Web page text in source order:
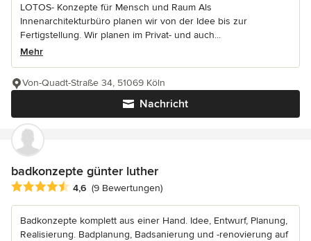
LOTOS- Konzepte für Mensch und Raum Als
Innenarchitekturbüro planen wir von der Idee bis zur
Fertigstellung. Wir planen im Privat- und auch...
Mehr
Nachricht
Von-Quadt-Straße 34, 51069 Köln
badkonzepte günter luther
Durchschnittliche Bewertung: 4.6 von 5 Sternen
4,6 (9 Bewertungen)
Badkonzepte komplett aus einer Hand. Idee, Entwurf, Planung,
Realisierung. Badplanung, Badsanierung und -renovierung auf